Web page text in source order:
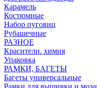
Карамель
Костюмные
Набор пуговиц
Рубашечные
РАЗНОЕ
Красители. химия
Упаковка
РАМКИ, БАГЕТЫ
Багеты универсальные
Рамки для вышивки и